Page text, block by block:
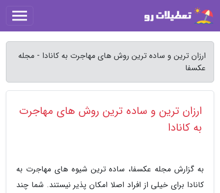
ارزان ترین و ساده ترین روش های مهاجرت به کانادا - مجله
عکسفا
ارزان ترین و ساده ترین روش های مهاجرت
به کانادا
به گزارش مجله عکسفا، ساده ترین شیوه های مهاجرت به
کانادا برای خیلی از افراد اصلا امکان پذیر نیستند. شما چند